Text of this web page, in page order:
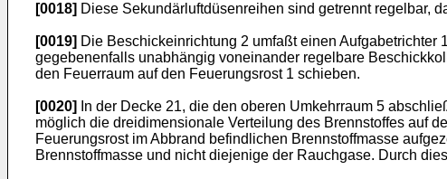
[0018] Diese Sekundärluftdüsenreihen sind getrennt regelbar,
[0019] Die Beschickeinrichtung 2 umfaßt einen
gegebenenfalls unabhängig voneinander regelbare
den Feuerraum auf den Feuerungsrost 1 schieben.
[0020]
In der Decke 21, die den oberen Umkehrraum 5
möglich die dreidimensionale Verteilung des Brennstoffes auf
Feuerungsrost im Abbrand befindlichen Brennstoffmasse
Brennstoffmasse und nicht diejenige der Rauchgase. Durch